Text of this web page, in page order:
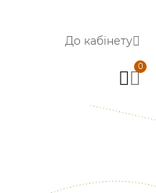
До кабінету
0